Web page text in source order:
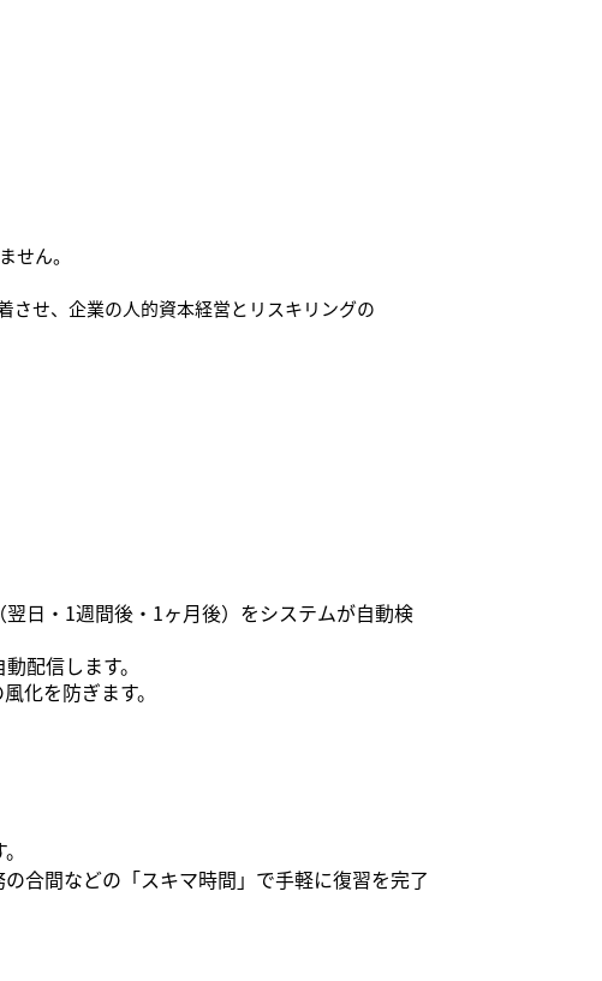
せん。
させ、企業の人的資本経営とリスキリングの
日・1週間後・1ヶ月後）をシステムが自動検
配信します。
化を防ぎます。
合間などの「スキマ時間」で手軽に復習を完了